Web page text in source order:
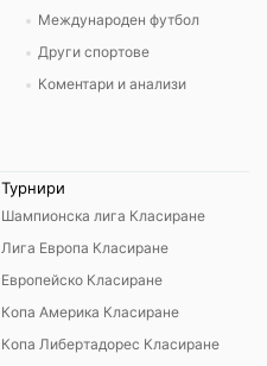
Международен футбол
Други спортове
Коментари и анализи
Турнири
Шампионска лига Класиране
Лига Европа Класиране
Европейско Класиране
Копа Америка Класиране
Копа Либертадорес Класиране